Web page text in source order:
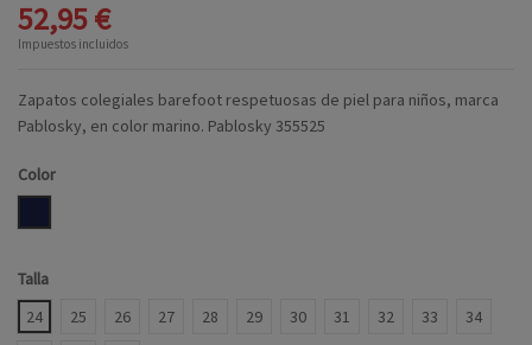
52,95 €
Impuestos incluidos
Zapatos colegiales barefoot respetuosas de piel para niños, marca
Pablosky, en color marino. Pablosky 355525
Color
Talla
24
25 26 27 28 29 30 31 32 33
34